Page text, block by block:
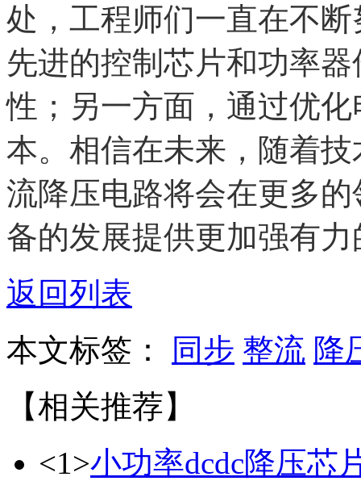
处，工程师们一直在不
先进的控制芯片和功率
性；另一方面，通过优
本。相信在未来，随着
流降压电路将会在更多
备的发展提供更加强有
返回列表
本文标签：
同步 整流 降
【相关推荐】
<1>小功率dcdc降压芯